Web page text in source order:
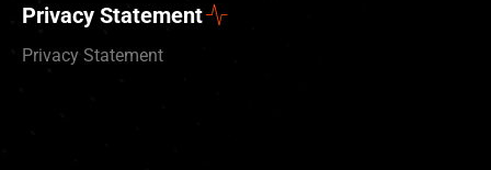
Privacy Statement
Privacy Statement